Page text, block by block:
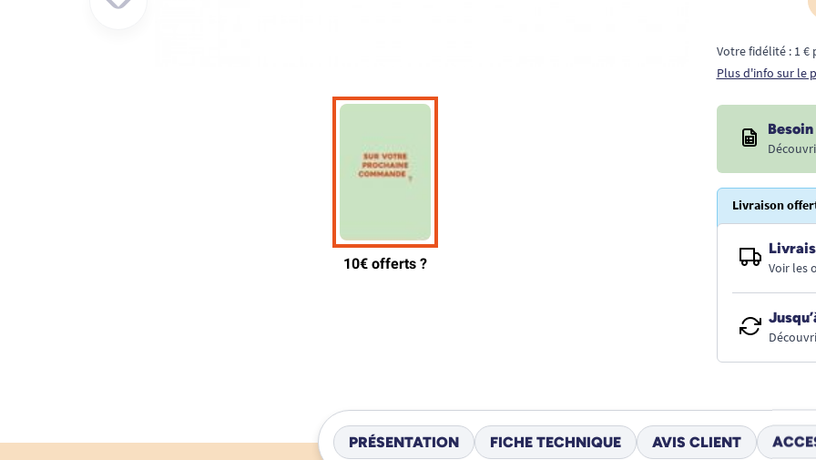
Votre fidélité : 1 €
Plus d'info sur le
Livraison
Voir les
PRÉSENTATION FICHE TECHNIQUE AVIS CLIENT